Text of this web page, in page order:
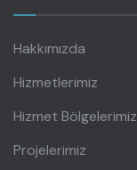
Hakkımızda
Hizmetlerimiz
Hizmet Bölgelerimiz
Projelerimiz